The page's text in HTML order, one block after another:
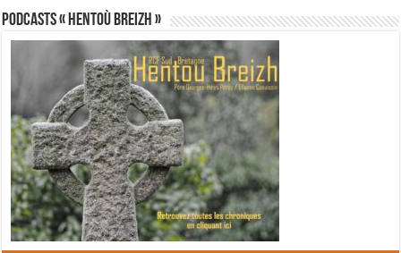
PODCASTS « Hentoù Breizh »